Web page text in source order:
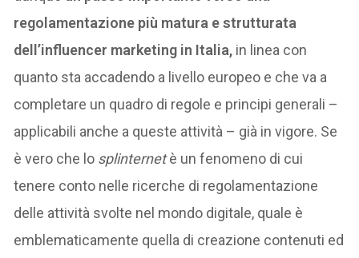
regolamentazione più matura e strutturata
dell’influencer marketing in Italia, in linea con
quanto sta accadendo a livello europeo e che va a
completare un quadro di regole e principi generali –
applicabili anche a queste attività – già in vigore. Se
è vero che lo splinternetè un fenomeno di cui
tenere conto nelle ricerche di regolamentazione
delle attività svolte nel mondo digitale, quale è
emblematicamente quella di creazione contenuti ed